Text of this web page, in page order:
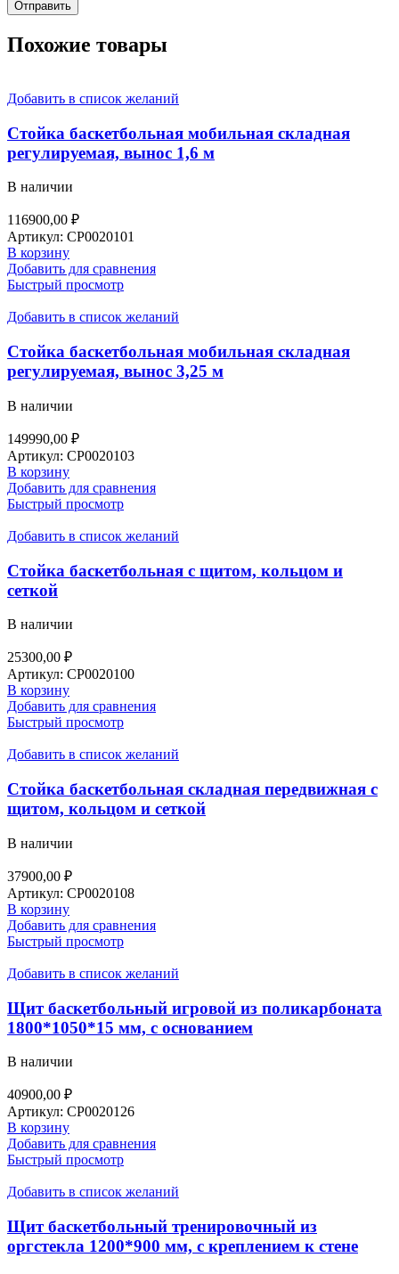
Похожие товары
Добавить в список желаний
Стойка баскетбольная мобильная складная
регулируемая, вынос 1,6 м
В наличии
116900,00 ₽
Артикул: СР0020101
В корзину
Добавить для сравнения
Быстрый просмотр
Добавить в список желаний
Стойка баскетбольная мобильная складная
регулируемая, вынос 3,25 м
В наличии
149990,00 ₽
Артикул: СР0020103
В корзину
Добавить для сравнения
Быстрый просмотр
Добавить в список желаний
Стойка баскетбольная с щитом, кольцом и
сеткой
В наличии
25300,00 ₽
Артикул: СР0020100
В корзину
Добавить для сравнения
Быстрый просмотр
Добавить в список желаний
Стойка баскетбольная складная передвижная с
щитом, кольцом и сеткой
В наличии
37900,00 ₽
Артикул: СР0020108
В корзину
Добавить для сравнения
Быстрый просмотр
Добавить в список желаний
Щит баскетбольный игровой из поликарбоната
1800*1050*15 мм, с основанием
В наличии
40900,00 ₽
Артикул: СР0020126
В корзину
Добавить для сравнения
Быстрый просмотр
Добавить в список желаний
Щит баскетбольный тренировочный из
оргстекла 1200*900 мм, с креплением к стене